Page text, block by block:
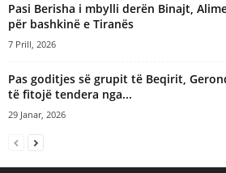
Pasi Berisha i mbylli derën Binajt,
për bashkinë e Tiranës
7 Prill, 2026
Pas goditjes së grupit të Beqirit,
të fitojë tendera nga...
29 Janar, 2026